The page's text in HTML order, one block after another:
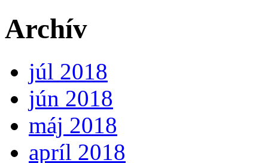
Archív
júl 2018
jún 2018
máj 2018
apríl 2018